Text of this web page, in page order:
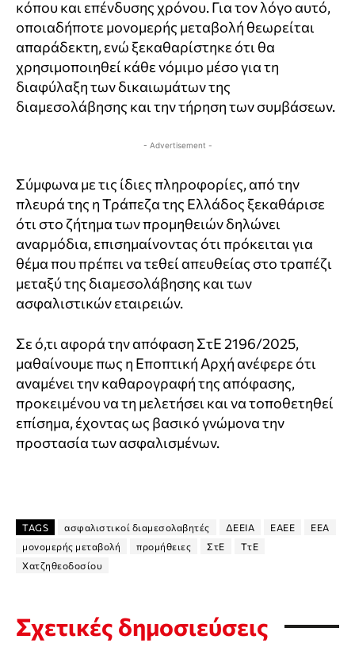
κόπου και επένδυσης χρόνου. Για τον λόγο αυτό,
οποιαδήποτε μονομερής μεταβολή θεωρείται
απαράδεκτη, ενώ ξεκαθαρίστηκε ότι θα
χρησιμοποιηθεί κάθε νόμιμο μέσο για τη
διαφύλαξη των δικαιωμάτων της
διαμεσολάβησης και την τήρηση των συμβάσεων.
- Advertisement -
Σύμφωνα με τις ίδιες πληροφορίες, από την
πλευρά της η Τράπεζα της Ελλάδος ξεκαθάρισε
ότι στο ζήτημα των προμηθειών δηλώνει
αναρμόδια, επισημαίνοντας ότι πρόκειται για
θέμα που πρέπει να τεθεί απευθείας στο τραπέζι
μεταξύ της διαμεσολάβησης και των
ασφαλιστικών εταιρειών.
Σε ό,τι αφορά την απόφαση ΣτΕ 2196/2025,
μαθαίνουμε πως η Εποπτική Αρχή ανέφερε ότι
αναμένει την καθαρογραφή της απόφασης,
προκειμένου να τη μελετήσει και να τοποθετηθεί
επίσημα, έχοντας ως βασικό γνώμονα την
προστασία των ασφαλισμένων.
TAGS ασφαλιστικοί διαμεσολαβητές ΔΕΕΙΑ ΕΑΕΕ
ΕΕΑ
μονομερής μεταβολή
προμήθειες ΣτΕ
ΤτΕ
Χατζηθεοδοσίου
Σχετικές δημοσιεύσεις